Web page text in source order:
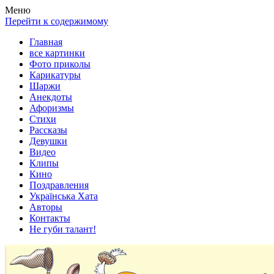
Весела хата — прикольные картинки, смешные истории, клипы!
Покажем всем ваши фото приколы, карикатуры, шаржи, стихи,
Меню
Перейти к содержимому
Главная
все картинки
Фото приколы
Карикатуры
Шаржи
Анекдоты
Афоризмы
Стихи
Рассказы
Девушки
Видео
Клипы
Кино
Поздравления
Українська Хата
Авторы
Контакты
Не губи талант!